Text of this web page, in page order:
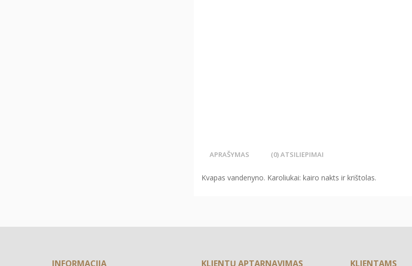
APRAŠYMAS (0) ATSILIEPIMAI
Kvapas vandenyno. Karoliukai: kairo nakts ir krištolas.
INFORMACIJA KLIENTŲ APTARNAVIMAS KLIENTAMS